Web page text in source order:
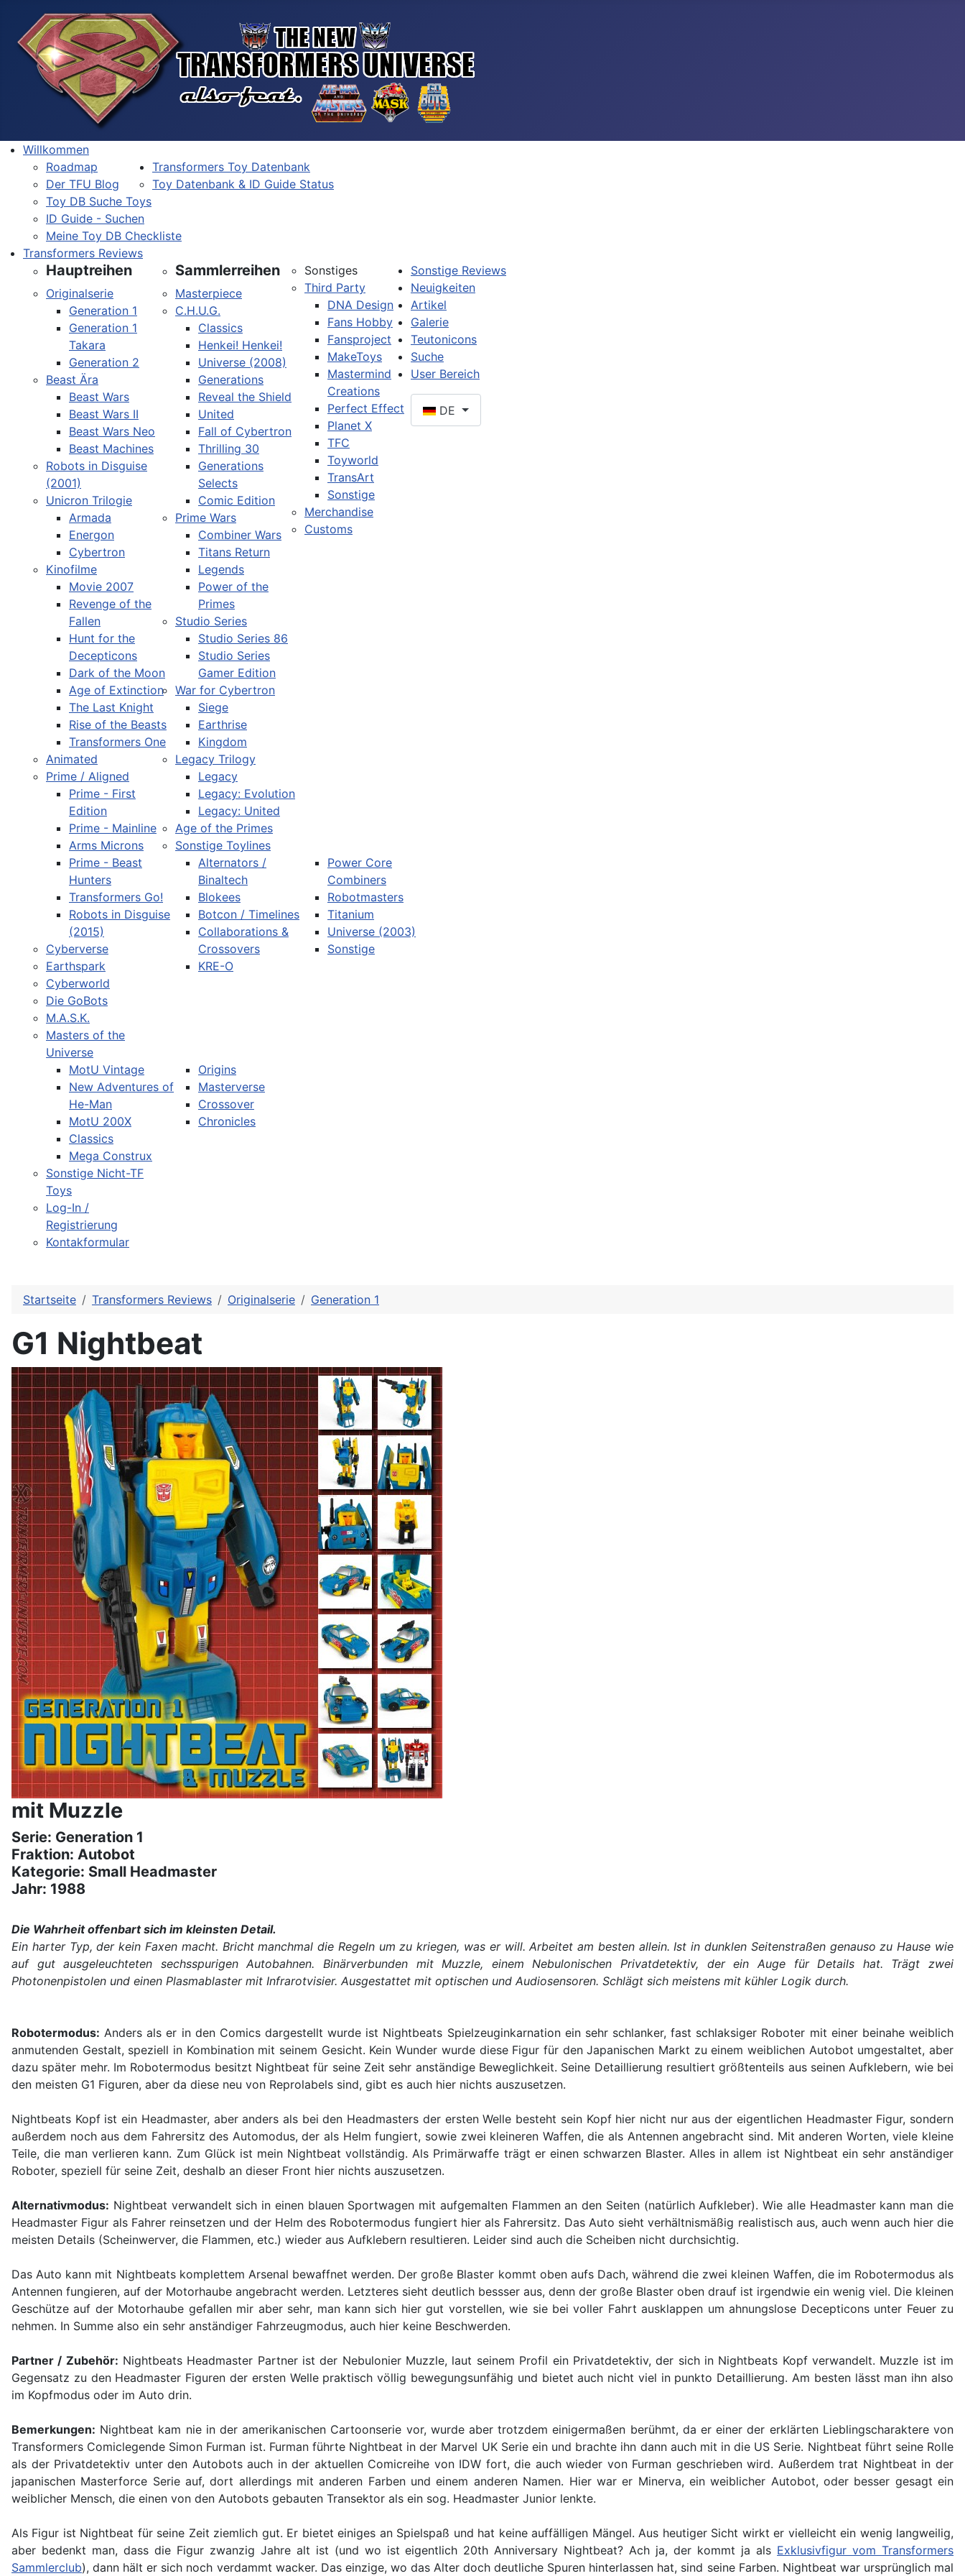
Willkommen
Roadmap
Der TFU Blog
Transformers Toy Datenbank
Toy Datenbank & ID Guide Status
Toy DB Suche Toys
ID Guide - Suchen
Meine Toy DB Checkliste
Transformers Reviews
Hauptreihen
Originalserie
Generation 1
Generation 1
Takara
Generation 2
Beast Ära
Beast Wars
Beast Wars II
Beast Wars Neo
Beast Machines
Robots in Disguise
(2001)
Unicron Trilogie
Armada
Energon
Cybertron
Kinofilme
Movie 2007
Revenge of the
Fallen
Hunt for the
Decepticons
Dark of the Moon
Age of Extinction
The Last Knight
Rise of the Beasts
Transformers One
Animated
Prime / Aligned
Prime - First
Edition
Prime - Mainline
Arms Microns
Prime - Beast
Hunters
Transformers Go!
Robots in Disguise
(2015)
Cyberverse
Earthspark
Cyberworld
Sammlerreihen
Masterpiece
C.H.U.G.
Classics
Henkei! Henkei!
Universe (2008)
Generations
Reveal the Shield
United
Fall of Cybertron
Thrilling 30
Generations
Selects
Comic Edition
Prime Wars
Combiner Wars
Titans Return
Legends
Power of the
Primes
Studio Series
Studio Series 86
Studio Series
Gamer Edition
War for Cybertron
Siege
Earthrise
Kingdom
Legacy Trilogy
Legacy
Legacy: Evolution
Legacy: United
Age of the Primes
Sonstige Toylines
Alternators /
Binaltech
Blokees
Botcon / Timelines
Collaborations &
Crossovers
KRE-O
Power Core
Combiners
Robotmasters
Titanium
Universe (2003)
Sonstige
Sonstiges
Third Party
DNA Design
Fans Hobby
Fansproject
MakeToys
Mastermind
Creations
Perfect Effect
Planet X
TFC
Toyworld
TransArt
Sonstige
Merchandise
Customs
Sonstige Reviews
Die GoBots
M.A.S.K.
Masters of the
Universe
MotU Vintage
New Adventures of
He-Man
MotU 200X
Classics
Mega Construx
Origins
Masterverse
Crossover
Chronicles
Sonstige Nicht-TF
Toys
Neuigkeiten
Artikel
Galerie
Teutonicons
Suche
User Bereich
Log-In /
Registrierung
Kontakformular
Sprache auswählen
DE
Startseite Transformers Reviews Originalserie Generation 1
G1 Nightbeat
mit Muzzle
Serie: Generation 1
Fraktion: Autobot
Kategorie: Small Headmaster
Jahr: 1988
Die Wahrheit offenbart sich im kleinsten Detail.
Ein harter Typ, der kein Faxen macht. Bricht manchmal die Regeln um zu kriegen, was er will. Arbeitet am besten allein. Ist in dunklen Seitenstraßen genauso zu Hause wie
auf gut ausgeleuchteten sechsspurigen Autobahnen. Binärverbunden mit Muzzle, einem Nebulonischen Privatdetektiv, der ein Auge für Details hat. Trägt zwei
Photonenpistolen und einen Plasmablaster mit Infrarotvisier. Ausgestattet mit optischen und Audiosensoren. Schlägt sich meistens mit kühler Logik durch.
Robotermodus: Anders als er in den Comics dargestellt wurde ist Nightbeats Spielzeuginkarnation ein sehr schlanker, fast schlaksiger Roboter mit einer beinahe weiblich
anmutenden Gestalt, speziell in Kombination mit seinem Gesicht. Kein Wunder wurde diese Figur für den Japanischen Markt zu einem weiblichen Autobot umgestaltet, aber
dazu später mehr. Im Robotermodus besitzt Nightbeat für seine Zeit sehr anständige Beweglichkeit. Seine Detaillierung resultiert größtenteils aus seinen Aufklebern, wie bei
den meisten G1 Figuren, aber da diese neu von Reprolabels sind, gibt es auch hier nichts auszusetzen.
Nightbeats Kopf ist ein Headmaster, aber anders als bei den Headmasters der ersten Welle besteht sein Kopf hier nicht nur aus der eigentlichen Headmaster Figur, sondern
außerdem noch aus dem Fahrersitz des Automodus, der als Helm fungiert, sowie zwei kleineren Waffen, die als Antennen angebracht sind. Mit anderen Worten, viele kleine
Teile, die man verlieren kann. Zum Glück ist mein Nightbeat vollständig. Als Primärwaffe trägt er einen schwarzen Blaster. Alles in allem ist Nightbeat ein sehr anständiger
Roboter, speziell für seine Zeit, deshalb an dieser Front hier nichts auszusetzen.
Alternativmodus: Nightbeat verwandelt sich in einen blauen Sportwagen mit aufgemalten Flammen an den Seiten (natürlich Aufkleber). Wie alle Headmaster kann man die
Headmaster Figur als Fahrer reinsetzen und der Helm des Robotermodus fungiert hier als Fahrersitz. Das Auto sieht verhältnismäßig realistisch aus, auch wenn auch hier die
meisten Details (Scheinwerver, die Flammen, etc.) wieder aus Aufklebern resultieren. Leider sind auch die Scheiben nicht durchsichtig.
Das Auto kann mit Nightbeats komplettem Arsenal bewaffnet werden. Der große Blaster kommt oben aufs Dach, während die zwei kleinen Waffen, die im Robotermodus als
Antennen fungieren, auf der Motorhaube angebracht werden. Letzteres sieht deutlich bessser aus, denn der große Blaster oben drauf ist irgendwie ein wenig viel. Die kleinen
Geschütze auf der Motorhaube gefallen mir aber sehr, man kann sich hier gut vorstellen, wie sie bei voller Fahrt ausklappen um ahnungslose Decepticons unter Feuer zu
nehmen. In Summe also ein sehr anständiger Fahrzeugmodus, auch hier keine Beschwerden.
Partner / Zubehör: Nightbeats Headmaster Partner ist der Nebulonier Muzzle, laut seinem Profil ein Privatdetektiv, der sich in Nightbeats Kopf verwandelt. Muzzle ist im
Gegensatz zu den Headmaster Figuren der ersten Welle praktisch völlig bewegungsunfähig und bietet auch nicht viel in punkto Detaillierung. Am besten lässt man ihn also
im Kopfmodus oder im Auto drin.
Bemerkungen: Nightbeat kam nie in der amerikanischen Cartoonserie vor, wurde aber trotzdem einigermaßen berühmt, da er einer der erklärten Lieblingscharaktere von
Transformers Comiclegende Simon Furman ist. Furman führte Nightbeat in der Marvel UK Serie ein und brachte ihn dann auch mit in die US Serie. Nightbeat führt seine Rolle
als der Privatdetektiv unter den Autobots auch in der aktuellen Comicreihe von IDW fort, die auch wieder von Furman geschrieben wird. Außerdem trat Nightbeat in der
japanischen Masterforce Serie auf, dort allerdings mit anderen Farben und einem anderen Namen. Hier war er Minerva, ein weiblicher Autobot, oder besser gesagt ein
weiblicher Mensch, die einen von den Autobots gebauten Transektor als ein sog. Headmaster Junior lenkte.
Als Figur ist Nightbeat für seine Zeit ziemlich gut. Er bietet einiges an Spielspaß und hat keine auffälligen Mängel. Aus heutiger Sicht wirkt er vielleicht ein wenig langweilig,
aber bedenkt man, dass die Figur zwanzig Jahre alt ist (und wo ist eigentlich 20th Anniversary Nightbeat? Ach ja, der kommt ja als Exklusivfigur vom Transformers
Sammlerclub), dann hält er sich noch verdammt wacker. Das einzige, wo das Alter doch deutliche Spuren hinterlassen hat, sind seine Farben. Nightbeat war ursprünglich mal